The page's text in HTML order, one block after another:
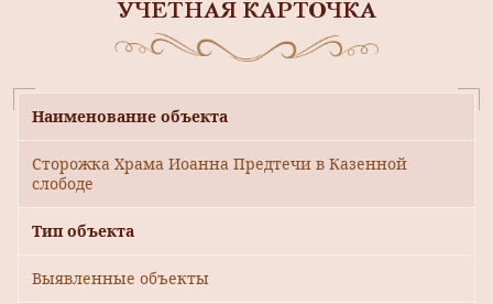
УЧЕТНАЯ КАРТОЧКА
Наименование объекта
Сторожка Храма Иоанна Предтечи в Казенной
слободе
Тип объекта
Выявленные объекты